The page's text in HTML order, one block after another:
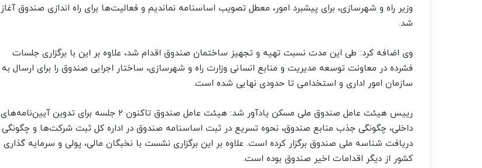
وزیر راه و شهرسازی، برای پیشبرد امور، معطل تصویب اساسنامه نماندیم و فعالیت‌ها برای راه اندازی صندوق آغاز
شد.
وی اضافه کرد: طی این مدت نسبت تهیه و تجهیز ساختمان صندوق اقدام شد، علاوه بر این با برگزاری جلسات
فشرده در معاونت توسعه مدیریت و منابع انسانی وزارت راه و شهرسازی، ساختار اجرایی صندوق را برای ارسال به
سازمان امور اداری و استخدامی تا حدودی نهایی شده است.
رییس هیئت عامل صندوق ملی مسکن یادآور شد: هیئت عامل صندوق تاکنون ۲ جلسه برای تدوین آیین‌نامه‌های
داخلی، چگونگی جذب منابع صندوق، نحوه تسریع در ثبت اساسنامه صندوق در اداره کل ثبت شرکت‌ها و چگونگی
دریافت شناسه ملی صندوق برگزار کرده است. علاوه بر این برگزاری نشست با نخبگان مالی، پولی و سرمایه گذاری
کشور از دیگر اقدامات اخیر صندوق بوده است.